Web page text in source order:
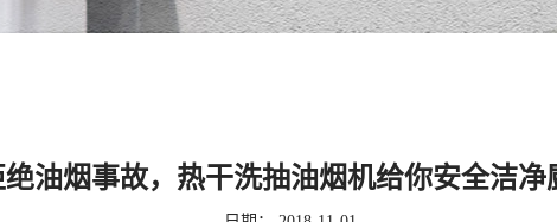
绝油烟事故，热干洗抽油烟机给你安全洁净